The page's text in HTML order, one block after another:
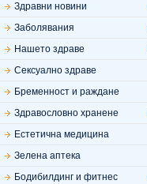
Здравни новини
Заболявания
Нашето здраве
Сексуално здраве
Бременност и раждане
Здравословно хранене
Естетична медицина
Зелена аптека
Бодибилдинг и фитнес